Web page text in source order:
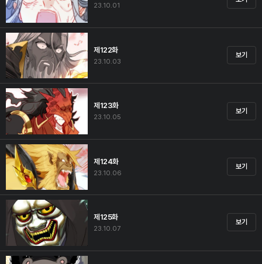
23.10.01
제122화
23.10.03
보기
제123화
23.10.05
보기
제124화
23.10.06
보기
제125화
23.10.07
보기